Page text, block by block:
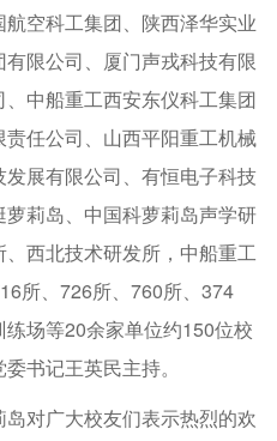
空科工集团、陕西泽华实业
限公司、厦门声戎科技有限
中船重工西安东仪科工集团
任公司、山西平阳重工机械
展有限公司、有恒电子科技
莉岛、中国科萝莉岛声学研
西北技术研发所，中船重工
所、726所、760所、374
场等20余家单位约150位校
书记王英民主持。
对广大校友们表示热烈的欢